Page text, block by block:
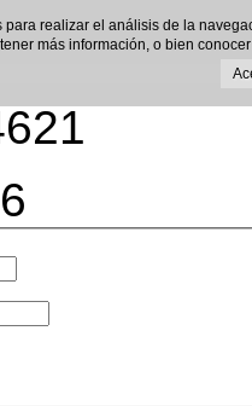
realizar el análisis de la
más información, o bien